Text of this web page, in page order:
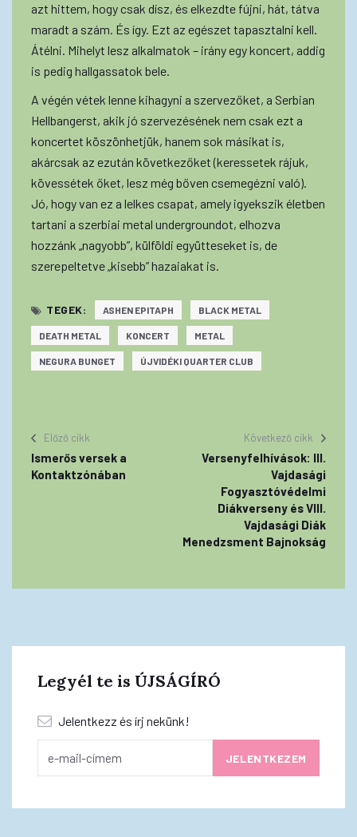
azt hittem, hogy csak dísz, és elkezdte fújni, hát, tátva
maradt a szám. És így. Ezt az egészet tapasztalni kell.
Átélni. Mihelyt lesz alkalmatok – irány egy koncert, addig
is pedig hallgassatok bele.
A végén vétek lenne kihagyni a szervezőket, a Serbian
Hellbangerst, akik jó szervezésének nem csak ezt a
koncertet köszönhetjük, hanem sok másikat is,
akárcsak az ezután következőket (keressetek rájuk,
kövessétek őket, lesz még bőven csemegézni való).
Jó, hogy van ez a lelkes csapat, amely igyekszik életben
tartani a szerbiai metal undergroundot, elhozva
hozzánk „nagyobb”, külföldi együtteseket is, de
szerepeltetve „kisebb” hazaiakat is.
TEGEK: ASHEN EPITAPH BLACK METAL
DEATH METAL KONCERT METAL
NEGURA BUNGET ÚJVIDÉKI QUARTER CLUB
Előző cikk
Ismerős versek a
Kontaktzónában
Következő cikk
Versenyfelhívások: III.
Vajdasági
Fogyasztóvédelmi
Diákverseny és VIII.
Vajdasági Diák
Menedzsment Bajnokság
Legyél te is ÚJSÁGÍRÓ
Jelentkezz és írj nekünk!